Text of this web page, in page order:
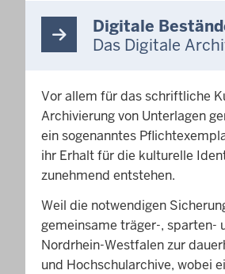
Digitale
Das Digitale
Vor allem für das schriftliche
Archivierung von Unterlagen
ein sogenanntes
ihr Erhalt für die kulturelle
zunehmend entstehen.
Weil die notwendigen
gemeinsame träger-, sparten-
Nordrhein-Westfalen zur
und Hochschularchive, wobei